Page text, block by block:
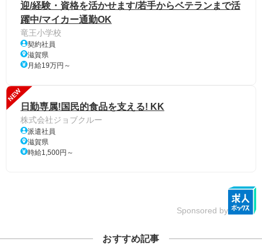
迎/経験・資格を活かせます/若手からベテランまで活
躍中/マイカー通勤OK
竜王小学校
契約社員
滋賀県
月給19万円～
NEW
日勤専属!国民的食品を支える! KK
株式会社ジョブクルー
派遣社員
滋賀県
時給1,500円～
Sponsored by
おすすめ記事